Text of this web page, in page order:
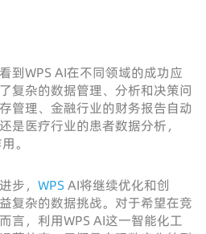
到WPS AI在不同领域的成功应
复杂的数据管理、分析和决策问
管理、金融行业的财务报告自动
是医疗行业的患者数据分析，
。
步， WPS AI将继续优化和创
复杂的数据挑战。对于希望在竞
言，利用WPS AI这一智能化工